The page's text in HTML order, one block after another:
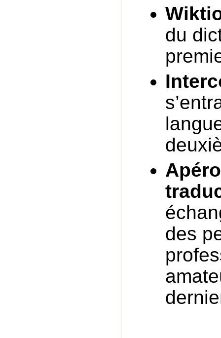
du
des